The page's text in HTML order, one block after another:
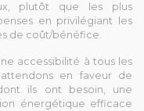
plutôt que les plus
en privilégiant les
de coût/bénéfice.
accessibilité à tous les
en faveur de
ils ont besoin, une
énergétique efficace